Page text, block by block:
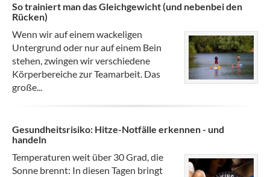
So trainiert man das Gleichgewicht (und nebenbei den
Rücken)
Wenn wir auf einem wackeligen
Untergrund oder nur auf einem Bein
stehen, zwingen wir verschiedene
Körperbereiche zur Teamarbeit. Das
große...
Gesundheitsrisiko: Hitze-Notfälle erkennen - und
handeln
Temperaturen weit über 30 Grad, die
Sonne brennt: In diesen Tagen bringt